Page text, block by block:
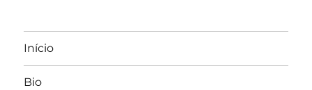
Início
Bio